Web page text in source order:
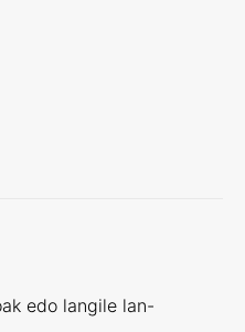
edo langile lan-